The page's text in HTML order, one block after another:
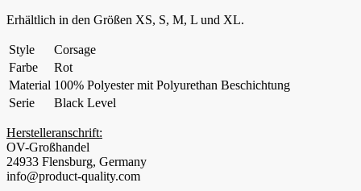
Erhältlich in den Größen XS, S, M, L und XL.
Style
Corsage
Farbe
Rot
Material 100% Polyester mit Polyurethan Beschichtung
Serie
Black Level
Herstelleranschrift:
OV-Großhandel
24933 Flensburg, Germany
info@product-quality.com